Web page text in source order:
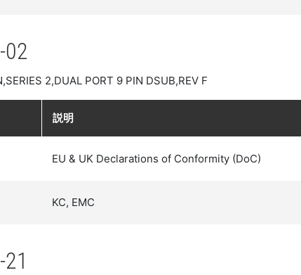
02
2,DUAL PORT 9 PIN DSUB,REV F
説明
EU & UK Declarations of Conformity (DoC)
KC, EMC